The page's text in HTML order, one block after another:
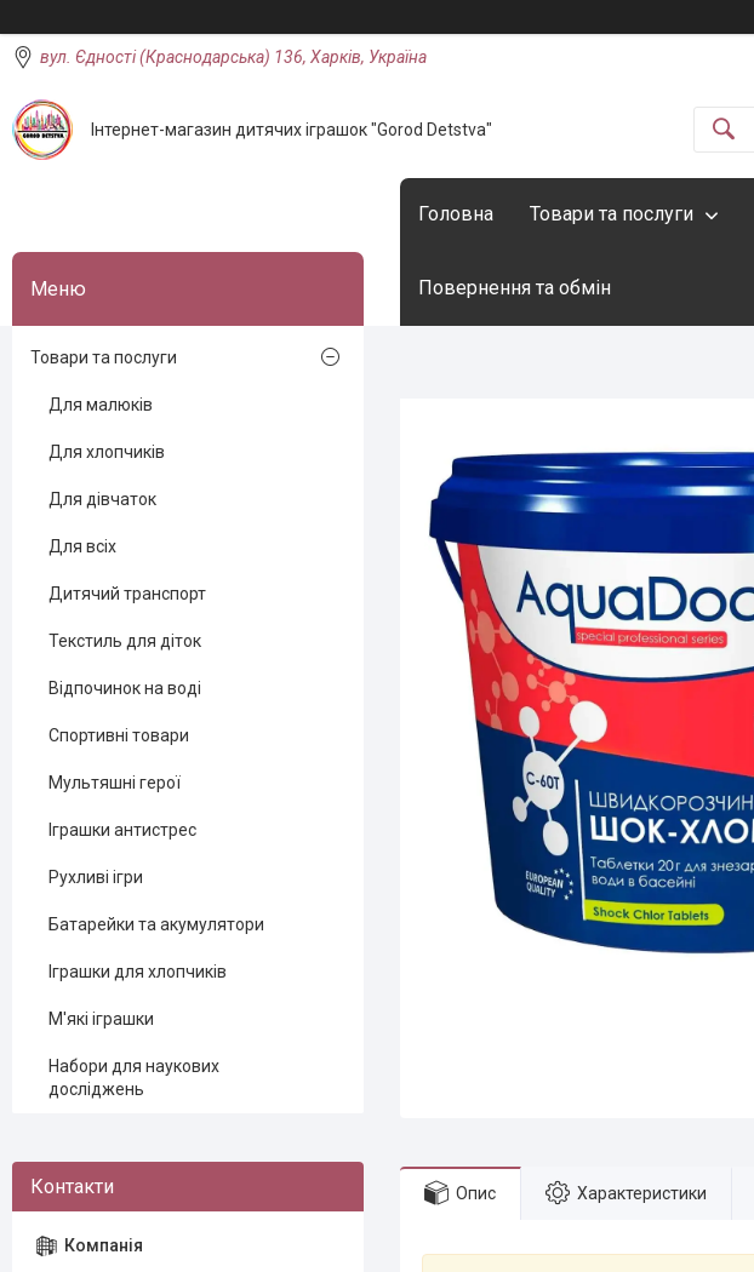
вул. Єдності (Краснодарська) 136, Харків, Україна
Інтернет-магазин дитячих іграшок "Gorod Detstva"
Головна Товари та послуги
Повернення та обмін
Опис Характеристики
Товари та послуги
Для малюків
Для хлопчиків
Для дівчаток
Для всіх
Дитячий транспорт
Текстиль для діток
Відпочинок на воді
Спортивні товари
Мультяшні герої
Іграшки антистрес
Рухливі ігри
Батарейки та акумулятори
Іграшки для хлопчиків
М'які іграшки
Набори для наукових
досліджень